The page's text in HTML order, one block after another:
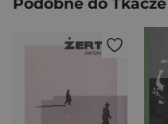
Podobne do Tkacze